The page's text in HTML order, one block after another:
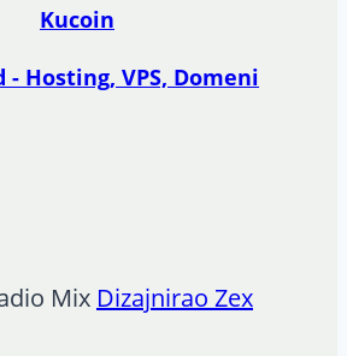
Kucoin
Hosting, VPS, Domeni
Mix Dizajnirao Zex